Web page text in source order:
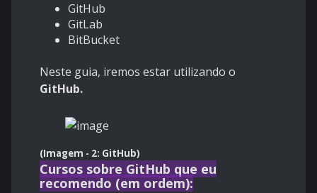
GitHub
GitLab
BitBucket
Neste guia, iremos estar utilizando o
GitHub.
(Imagem - 2: GitHub)
Cursos sobre GitHub que eu
recomendo (em ordem):